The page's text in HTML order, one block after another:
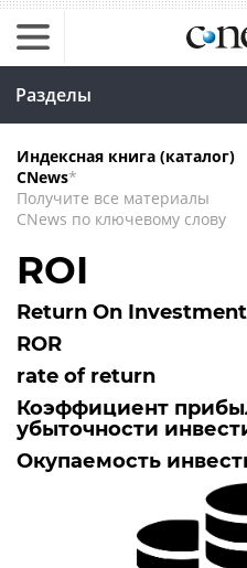
Разделы
Индексная книга (каталог)
CNews*
Получите все материалы
CNews по ключевому слову
ROI
Return On Investment
ROR
rate of return
Коэффициент
убыточности
Окупаемость